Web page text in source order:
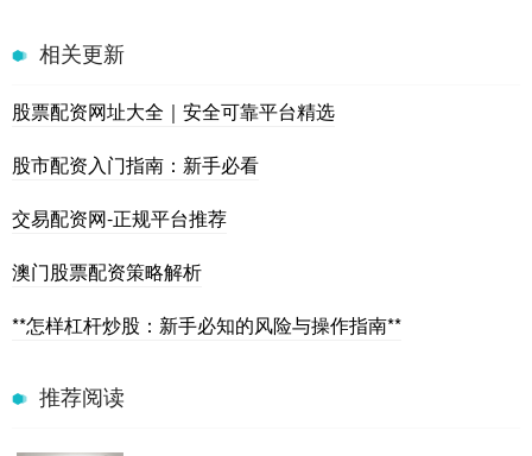
相关更新
股票配资网址大全｜安全可靠平台精选
股市配资入门指南：新手必看
交易配资网-正规平台推荐
澳门股票配资策略解析
**怎样杠杆炒股：新手必知的风险与操作指南**
推荐阅读